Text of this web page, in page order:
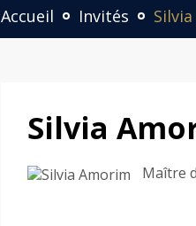
Accueil Invités
Silvia
Maître